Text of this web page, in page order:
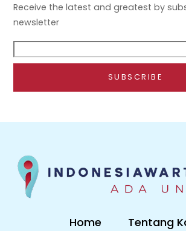
Receive the latest and greatest by
newsletter
Home
Tentang